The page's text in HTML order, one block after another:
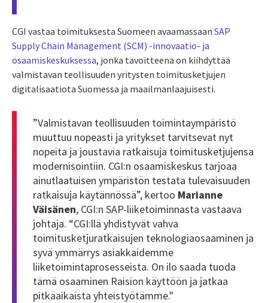
CGI vastaa toimituksesta Suomeen avaamassaan SAP
Supply Chain Management (SCM) -innovaatio- ja
osaamiskeskuksessa, jonka tavoitteena on kiihdyttää
valmistavan teollisuuden yritysten toimitusketjujen
digitalisaatiota Suomessa ja maailmanlaajuisesti.
”Valmistavan teollisuuden toimintaympäristö
muuttuu nopeasti ja yritykset tarvitsevat nyt
nopeita ja joustavia ratkaisuja toimitusketjujensa
modernisointiin. CGI:n osaamiskeskus tarjoaa
ainutlaatuisen ympäristön testata tulevaisuuden
ratkaisuja käytännössä”, kertoo Marianne
Väisänen, CGI:n SAP-liiketoiminnasta vastaava
johtaja. “CGI:llä yhdistyvät vahva
toimitusketjuratkaisujen teknologiaosaaminen ja
syvä ymmärrys asiakkaidemme
liiketoimintaprosesseista. On ilo saada tuoda
tämä osaaminen Raision käyttöön ja jatkaa
pitkäaikaista yhteistyötämme."